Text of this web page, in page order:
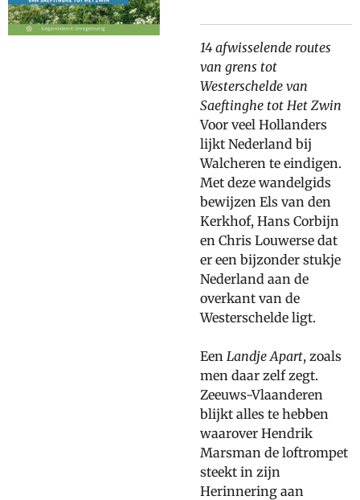
14 afwisselende routes
van grens tot
Westerschelde van
Saeftinghe tot Het Zwin
Voor veel Hollanders
lijkt Nederland bij
Walcheren te eindigen.
Met deze wandelgids
bewijzen Els van den
Kerkhof, Hans Corbijn
en Chris Louwerse dat
er een bijzonder stukje
Nederland aan de
overkant van de
Westerschelde ligt.
Een Landje Apart, zoals
men daar zelf zegt.
Zeeuws-Vlaanderen
blijkt alles te hebben
waarover Hendrik
Marsman de loftrompet
steekt in zijn
Herinnering aan